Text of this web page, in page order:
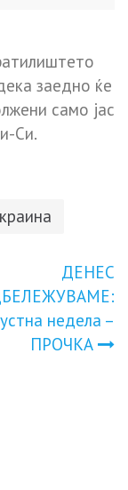
заедно ќе
само јас
Си.
ДЕНЕС
недела –
ПРОЧКА